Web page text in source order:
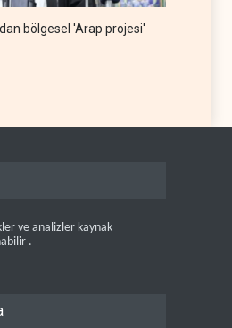
bölgesel 'Arap projesi'
ve analizler kaynak
.